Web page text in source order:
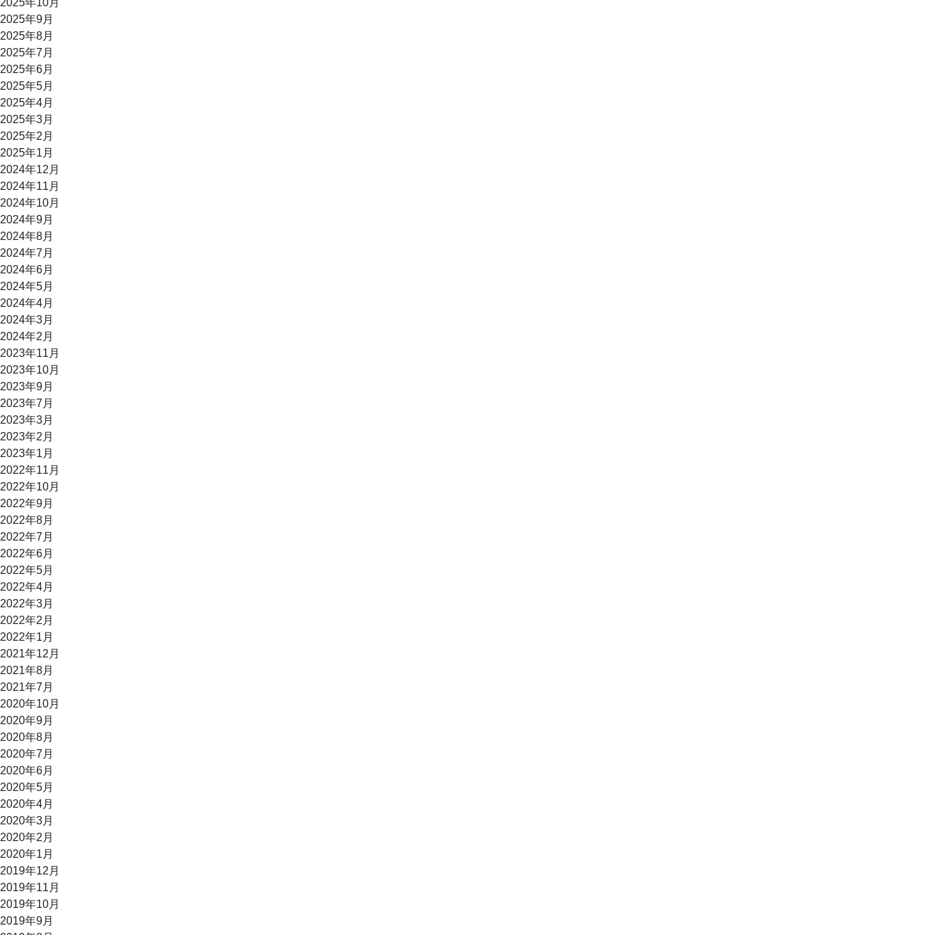
2025年10月
2025年9月
2025年8月
2025年7月
2025年6月
2025年5月
2025年4月
2025年3月
2025年2月
2025年1月
2024年12月
2024年11月
2024年10月
2024年9月
2024年8月
2024年7月
2024年6月
2024年5月
2024年4月
2024年3月
2024年2月
2023年11月
2023年10月
2023年9月
2023年7月
2023年3月
2023年2月
2023年1月
2022年11月
2022年10月
2022年9月
2022年8月
2022年7月
2022年6月
2022年5月
2022年4月
2022年3月
2022年2月
2022年1月
2021年12月
2021年8月
2021年7月
2020年10月
2020年9月
2020年8月
2020年7月
2020年6月
2020年5月
2020年4月
2020年3月
2020年2月
2020年1月
2019年12月
2019年11月
2019年10月
2019年9月